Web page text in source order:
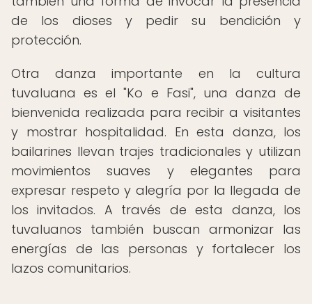
de los dioses y pedir su bendición y
protección.
Otra danza importante en la cultura
tuvaluana es el "Ko e Fasi", una danza de
bienvenida realizada para recibir a visitantes
y mostrar hospitalidad. En esta danza, los
bailarines llevan trajes tradicionales y utilizan
movimientos suaves y elegantes para
expresar respeto y alegría por la llegada de
los invitados. A través de esta danza, los
tuvaluanos también buscan armonizar las
energías de las personas y fortalecer los
lazos comunitarios.